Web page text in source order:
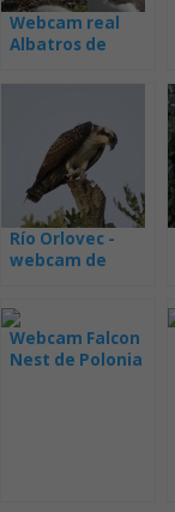
Webcam real
Albatros de
Río Orlovec -
webcam de
Webcam Falcon
Nest de Polonia